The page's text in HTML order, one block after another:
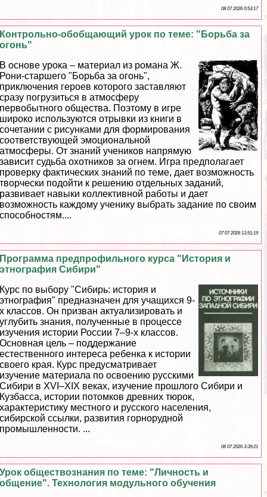
08 07 2026 0:53:17
Контрольно-обобщающий урок по теме: "Борьба за
огонь"
В основе урока – материал из романа Ж.
Рони-старшего "Борьба за огонь",
приключения героев которого заставляют
сразу погрузиться в атмосферу
первобытного общества. Поэтому в игре
широко используются отрывки из книги в
сочетании с рисунками для формирования
соответствующей эмоциональной
атмосферы. От знаний учеников напрямую
зависит судьба охотников за огнем. Игра предполагает
проверку фактических знаний по теме, дает возможность
творчески подойти к решению отдельных заданий,
развивает навыки коллективной работы и дает
возможность каждому ученику выбрать задание по своим
способностям....
07 07 2026 13:51:19
Программа предпрофильного курса "История и
этнография Сибири"
Курс по выбору "Сибирь: история и
этнография" предназначен для учащихся 9-
х классов. Он призван актуализировать и
углубить знания, полученные в процессе
изучения истории России 7–9-х классов.
Основная цель – поддержание
естественного интереса ребенка к истории
своего края. Курс предусматривает
изучение материала по освоению русскими
Сибири в XVI–XIX веках, изучение прошлого Сибири и
Кузбасса, истории потомков древних тюрок,
хаpaктеристику местного и русского населения,
сибирской ссылки, развития горнорудной
промышленности. ...
06 07 2026 3:39:21
Урок обществознания по теме: "Личность и
общение". Технология модульного обучения